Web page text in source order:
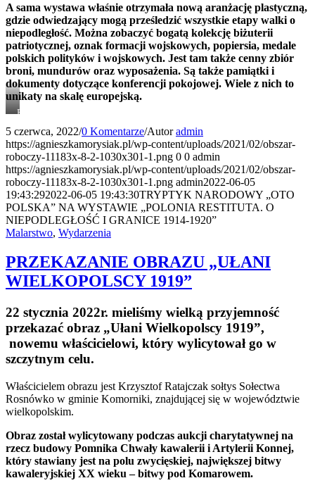
A sama wystawa właśnie otrzymała nową aranżację plastyczną,
gdzie odwiedzający mogą prześledzić wszystkie etapy walki o
niepodległość. Można zobaczyć bogatą kolekcję biżuterii
patriotycznej, oznak formacji wojskowych, popiersia, medale
polskich polityków i wojskowych. Jest tam także cenny zbiór
broni, mundurów oraz wyposażenia. Są także pamiątki i
dokumenty dotyczące konferencji pokojowej. Wiele z nich to
unikaty na skalę europejską.
„POLONIA
niepodległość
i
granice
1914-
1920”
5 czerwca, 2022/0 Komentarze/Autoradmin
https://agnieszkamorysiak.pl/wp-content/uploads/2021/02/obszar-
roboczy-11183x-8-2-1030x301-1.png 0 0 admin
https://agnieszkamorysiak.pl/wp-content/uploads/2021/02/obszar-
roboczy-11183x-8-2-1030x301-1.png admin2022-06-05
19:43:292022-06-05 19:43:30TRYPTYK NARODOWY „OTO
POLSKA” NA WYSTAWIE „POLONIA RESTITUTA. O
NIEPODLEGŁOŚĆ I GRANICE 1914-1920”
Malarstwo, Wydarzenia
PRZEKAZANIE OBRAZU „UŁANI
WIELKOPOLSCY 1919”
22 stycznia 2022r. mieliśmy wielką przyjemność
przekazać obraz „Ułani Wielkopolscy 1919”,
nowemu właścicielowi, który wylicytował go w
szczytnym celu.
Właścicielem obrazu jest Krzysztof Ratajczak sołtys Sołectwa
Rosnówko w gminie Komorniki, znajdującej się w województwie
wielkopolskim.
Obraz został wylicytowany podczas aukcji charytatywnej na
rzecz budowy Pomnika Chwały kawalerii i Artylerii Konnej,
który stawiany jest na polu zwycięskiej, największej bitwy
kawaleryjskiej XX wieku – bitwy pod Komarowem.